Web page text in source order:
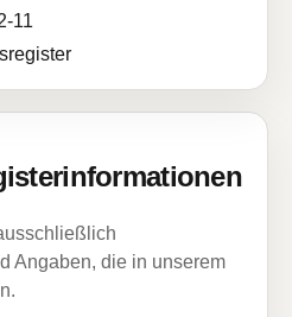
11
Angaben, die in unserem